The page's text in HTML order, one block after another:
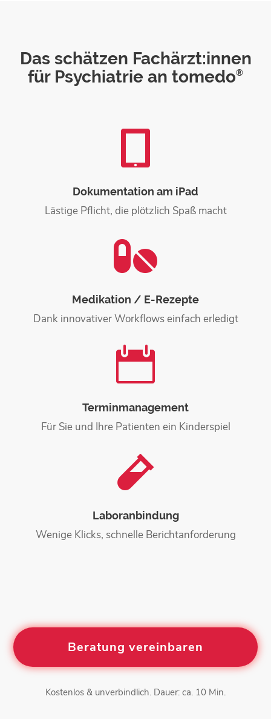
Das schätzen Fachärzt:innen
für Psychiatrie an tomedo®
Dokumentation am iPad
Lästige Pflicht, die plötzlich Spaß macht

Medikation / E-Rezepte
Dank innovativer Workflows einfach erledigt

Terminmanagement
Für Sie und Ihre Patienten ein Kinderspiel

Laboranbindung
Wenige Klicks, schnelle Berichtanforderung
Beratung vereinbaren
Kostenlos & unverbindlich. Dauer: ca. 10 Min.